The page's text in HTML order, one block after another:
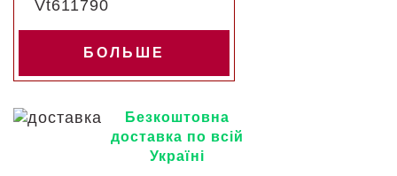
БОЛЬШЕ
Безкоштовна
доставка по всій
Україні